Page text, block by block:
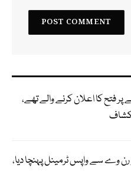
پر فتح کا اعلان کرنے والے تھے،
رن وے سے واپس ٹرمینل پہنچا دیا،